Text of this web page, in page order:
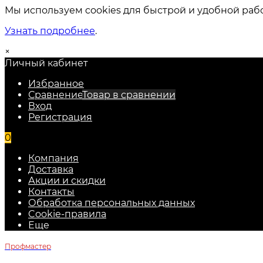
Мы используем cookies для быстрой и удобной
Узнать подробнее.
×
Личный кабинет
Избранное
СравнениеТовар в сравнении
Вход
Регистрация
0
Компания
Доставка
Акции и скидки
Контакты
Обработка персональных данных
Cookie-правила
Еще
Профмастер